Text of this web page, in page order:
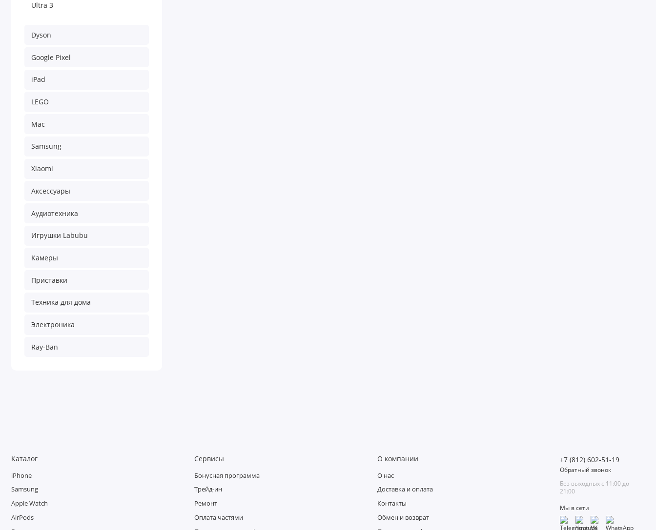
Ultra 3
Dyson
Google Pixel
iPad
LEGO
Mac
Samsung
Xiaomi
Аксессуары
Аудиотехника
Игрушки Labubu
Камеры
Приставки
Техника для дома
Электроника
Ray-Ban
Каталог
iPhone
Samsung
Apple Watch
AirPods
Сервисы
Бонусная программа
Трейд-ин
Ремонт
Оплата частями
О компании
О нас
Доставка и оплата
Контакты
Обмен и возврат
+7 (812) 602-51-19
Обратный звонок
Без выходных с 11:00 до
21:00
Мы в сети